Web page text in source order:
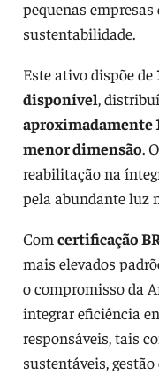
pequenas
sustentabilidade.
Este ativo dispõe de
disponível,
aproximadamente
menor dimensão.
reabilitação na
pela abundante luz
Com certificação
mais elevados
o compromisso da
integrar eficiência
responsáveis, tais
sustentáveis,